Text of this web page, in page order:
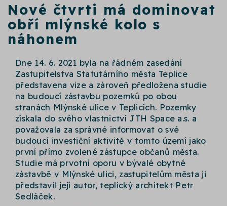
Nové čtvrti má dominovat
obří mlýnské kolo s
náhonem
Dne 14. 6. 2021 byla na řádném zasedání
Zastupitelstva Statutárního města Teplice
představena vize a zároveň předložena studie
na budoucí zástavbu pozemků po obou
stranách Mlýnské ulice v Teplicích. Pozemky
získala do svého vlastnictví JTH Space a.s. a
považovala za správné informovat o své
budoucí investiční aktivitě v tomto území jako
první přímo zvolené zástupce občanů města.
Studie má prvotní oporu v bývalé obytné
zástavbě v Mlýnské ulici, zastupitelům města ji
představil její autor, teplický architekt Petr
Sedláček.